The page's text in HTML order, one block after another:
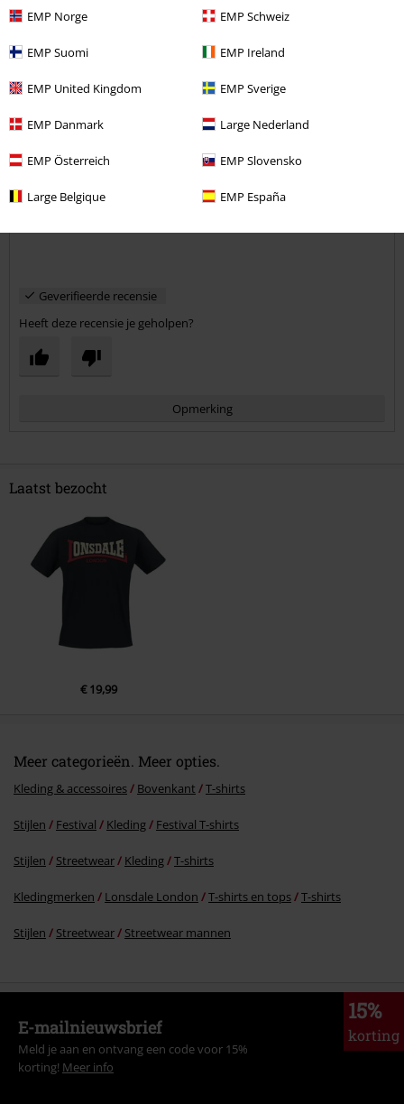
EMP Norge EMP Schweiz
EMP Suomi EMP Ireland
EMP United Kingdom EMP Sverige
EMP Danmark Large Nederland
EMP Österreich EMP Slovensko
Large Belgique EMP España
5 Recensies
Lonsdale Shirt
Combinatie van de 2 kleuren is geweldig.
Geverifieerde recensie
Heeft deze recensie je geholpen?
Opmerking
Commentaar versturen
Laatst bezocht
€ 19,99
Meer categorieën. Meer opties.
Kleding & accessoires Bovenkant T-shirts
Stijlen Festival Kleding Festival T‑shirts
Stijlen Streetwear Kleding T-shirts
Kledingmerken Lonsdale London T-shirts en tops T-shirts
Stijlen Streetwear Streetwear mannen
15%
korting
E-mailnieuwsbrief
Meld je aan en ontvang een code voor 15%
korting! Meer info